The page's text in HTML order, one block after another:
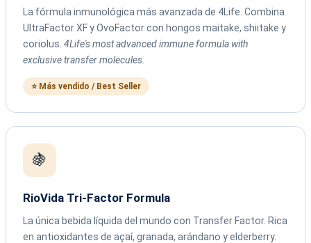
La fórmula inmunológica más avanzada de 4Life. Combina
UltraFactor XF y OvoFactor con hongos maitake, shiitake y
coriolus. 4Life's most advanced immune formula with
exclusive transfer molecules.
⭐ Más vendido / Best Seller
🍇
RioVida Tri-Factor Formula
La única bebida líquida del mundo con Transfer Factor. Rica
en antioxidantes de açaí, granada, arándano y elderberry.